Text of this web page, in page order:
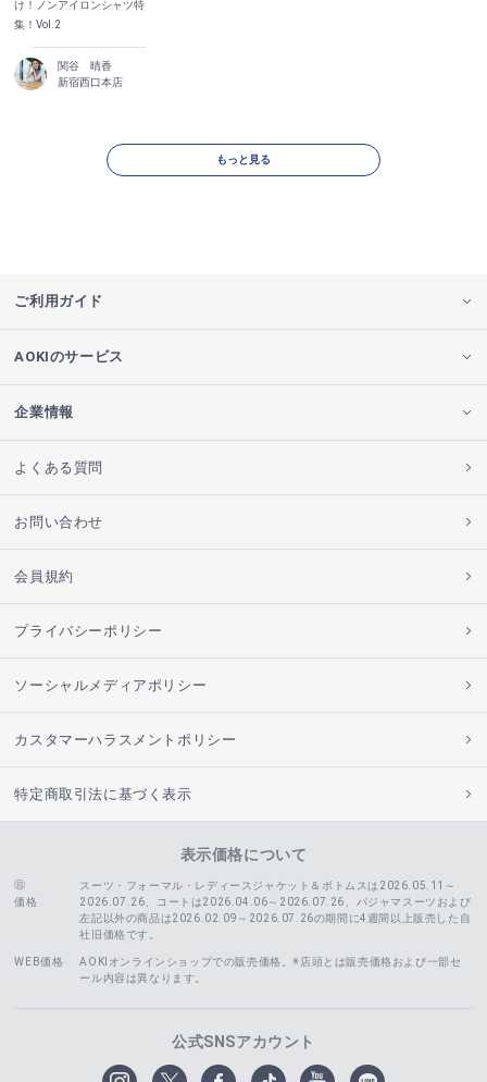
け！ノンアイロンシャツ特
集！Vol.2
関谷 晴香
新宿西口本店
もっと見る
ご利用ガイド
AOKIのサービス
企業情報
よくある質問
お問い合わせ
会員規約
プライバシーポリシー
ソーシャルメディアポリシー
カスタマーハラスメントポリシー
特定商取引法に基づく表示
表示価格について
価格
スーツ・フォーマル・レディースジャケット＆ボトムスは2026.05.11～
2026.07.26、コートは2026.04.06～2026.07.26、
パジャマスーツおよび
左記以外の商品は2026.02.09～2026.07.26の期間に4週間以上販売した自
社旧価格です。
WEB価格
AOKIオンラインショップでの販売価格。※店頭とは販売価格および一部セ
ール内容は異なります。
公式SNSアカウント